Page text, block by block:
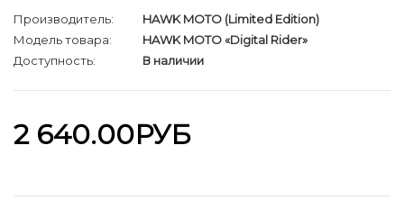
Производитель:
HAWK MOTO (Limited Edition)
Модель товара:
HAWK MOTO «Digital Rider»
Доступность:
В наличии
2 640.00РУБ